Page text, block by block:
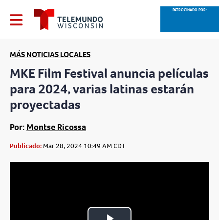
PATROCINADO POR:
MÁS NOTICIAS LOCALES
MKE Film Festival anuncia películas
para 2024, varias latinas estarán
proyectadas
Por: Montse Ricossa
Publicado: Mar 28, 2024 10:49 AM CDT